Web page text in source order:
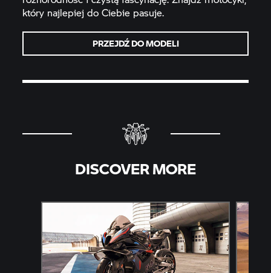
który najlepiej do Ciebie pasuje.
PRZEJDŹ DO MODELI
DISCOVER MORE